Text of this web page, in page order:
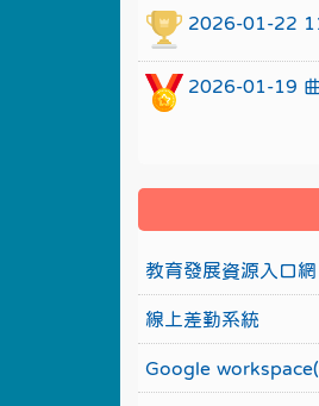
2026-01-22
2026-01-19
教育發展資源入口網
線上差勤系統
Google